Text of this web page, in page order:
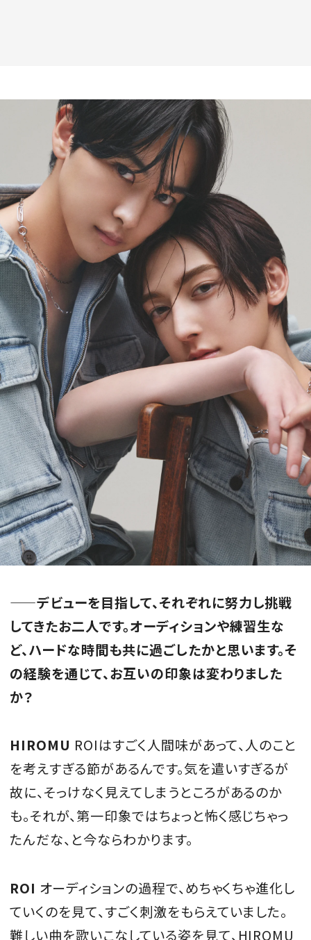
——デビューを目指して、それぞれに努力し挑戦
してきたお二人です。オーディションや練習生な
ど、ハードな時間も共に過ごしたかと思います。そ
の経験を通じて、お互いの印象は変わりました
か？
HIROMU ROIはすごく人間味があって、人のこと
を考えすぎる節があるんです。気を遣いすぎるが
故に、そっけなく見えてしまうところがあるのか
も。それが、第一印象ではちょっと怖く感じちゃっ
たんだな、と今ならわかります。
ROI オーディションの過程で、めちゃくちゃ進化し
ていくのを見て、すごく刺激をもらえていました。
難しい曲を歌いこなしている姿を見て、HIROMU